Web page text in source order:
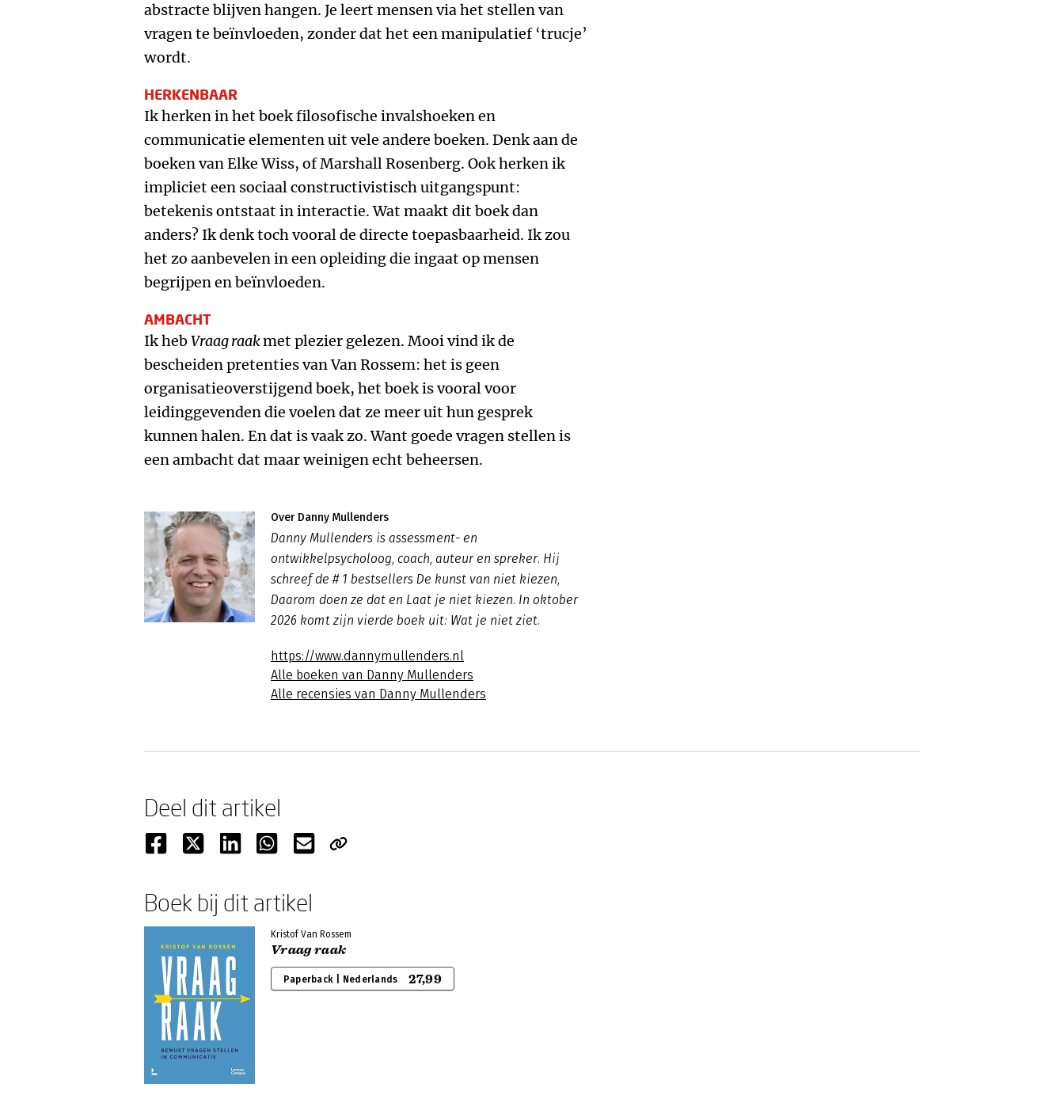
abstracte blijven hangen. Je leert mensen via het stellen van
vragen te beïnvloeden, zonder dat het een manipulatief ‘trucje’
wordt.
HERKENBAAR
Ik herken in het boek filosofische invalshoeken en
communicatie elementen uit vele andere boeken. Denk aan de
boeken van Elke Wiss, of Marshall Rosenberg. Ook herken ik
impliciet een sociaal constructivistisch uitgangspunt:
betekenis ontstaat in interactie. Wat maakt dit boek dan
anders? Ik denk toch vooral de directe toepasbaarheid. Ik zou
het zo aanbevelen in een opleiding die ingaat op mensen
begrijpen en beïnvloeden.
AMBACHT
Ik hebVraag raakmet plezier gelezen. Mooi vind ik de
bescheiden pretenties van Van Rossem: het is geen
organisatieoverstijgend boek, het boek is vooral voor
leidinggevenden die voelen dat ze meer uit hun gesprek
kunnen halen. En dat is vaak zo. Want goede vragen stellen is
een ambacht dat maar weinigen echt beheersen.
Over Danny Mullenders
Danny Mullenders is assessment- en
ontwikkelpsycholoog, coach, auteur en spreker. Hij
schreef de # 1 bestsellers De kunst van niet kiezen,
Daarom doen ze dat en Laat je niet kiezen. In oktober
2026 komt zijn vierde boek uit: Wat je niet ziet.
https://www.dannymullenders.nl
Alle boeken van Danny Mullenders
Alle recensies van Danny Mullenders
Deel dit artikel
Boek bij dit artikel
Kristof Van Rossem
Vraag raak
Paperback | Nederlands 27,99